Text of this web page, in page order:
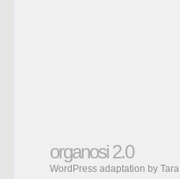
organosi 2.0
WordPress adaptation by